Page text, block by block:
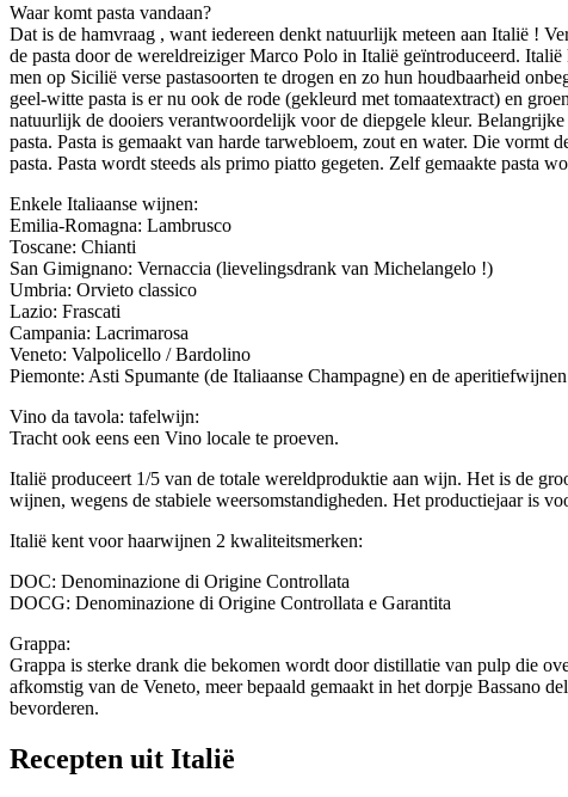
Waar komt pasta vandaan?
Dat is de hamvraag , want iedereen denkt natuurlijk meteen aan Italië !
de pasta door de wereldreiziger Marco Polo in Italië geïntroduceerd.
men op Sicilië verse pastasoorten te drogen en zo hun houdbaarheid
geel-witte pasta is er nu ook de rode (gekleurd met tomaatextract) en
natuurlijk de dooiers verantwoordelijk voor de diepgele kleur.
pasta. Pasta is gemaakt van harde tarwebloem, zout en water. Die vormt
pasta. Pasta wordt steeds als primo piatto gegeten. Zelf gemaakte pasta
Enkele Italiaanse wijnen:
Emilia-Romagna: Lambrusco
Toscane: Chianti
San Gimignano: Vernaccia (lievelingsdrank van Michelangelo !)
Umbria: Orvieto classico
Lazio: Frascati
Campania: Lacrimarosa
Veneto: Valpolicello / Bardolino
Piemonte: Asti Spumante (de Italiaanse Champagne) en de
Vino da tavola: tafelwijn:
Tracht ook eens een Vino locale te proeven.
Italië produceert 1/5 van de totale wereldproduktie aan wijn. Het is de
wijnen, wegens de stabiele weersomstandigheden. Het productiejaar is
Italië kent voor haarwijnen 2 kwaliteitsmerken:
DOC: Denominazione di Origine Controllata
DOCG: Denominazione di Origine Controllata e Garantita
Grappa:
Grappa is sterke drank die bekomen wordt door distillatie van pulp die
afkomstig van de Veneto, meer bepaald gemaakt in het dorpje Bassano
bevorderen.
Recepten uit Italië